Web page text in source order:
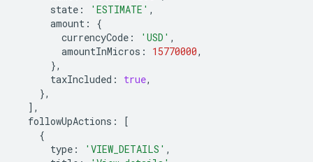
state : 'ESTIMATE' ,
amount :
{
currencyCode : 'USD' ,
amountInMicros : 15770000,
},
taxIncluded : true,
},
],
followUpActions :
[
{
type : 'VIEW_DETAILS' ,